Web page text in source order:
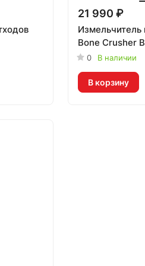
21 990 ₽
Bone Crusher
0 В наличии
В корзину